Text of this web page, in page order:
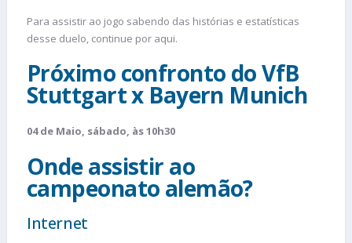
Para assistir ao jogo sabendo das histórias e estatísticas
desse duelo, continue por aqui.
Próximo confronto do VfB
Stuttgart x Bayern Munich
04 de Maio, sábado, às 10h30
Onde assistir ao
campeonato alemão?
Internet